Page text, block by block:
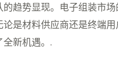
势显现。电子组装市场
是材料供应商还是终端
新机遇。.